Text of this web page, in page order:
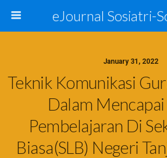
eJournal Sosiatri-
January 31, 2022
Teknik Komunikasi
Dalam Mencapai
Pembelajaran Di
Biasa(SLB) Negeri